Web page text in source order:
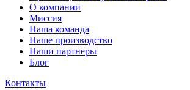
О компании
Миссия
Наша команда
Наше производство
Наши партнеры
Блог
Контакты